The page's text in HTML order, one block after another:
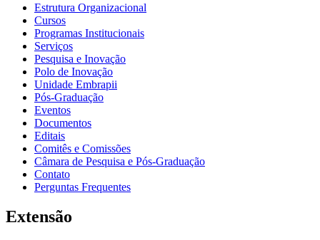
Estrutura Organizacional
Cursos
Programas Institucionais
Serviços
Pesquisa e Inovação
Polo de Inovação
Unidade Embrapii
Pós-Graduação
Eventos
Documentos
Editais
Comitês e Comissões
Câmara de Pesquisa e Pós-Graduação
Contato
Perguntas Frequentes
Extensão